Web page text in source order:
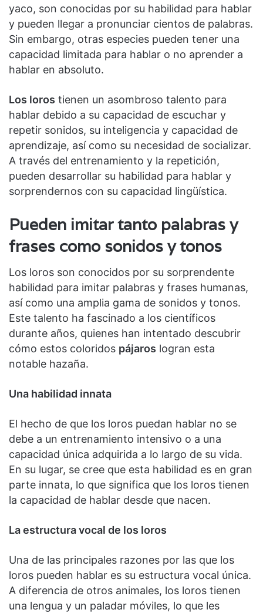
yaco, son conocidas por su habilidad para hablar
y pueden llegar a pronunciar cientos de palabras.
Sin embargo, otras especies pueden tener una
capacidad limitada para hablar o no aprender a
hablar en absoluto.
Los loros tienen un asombroso talento para
hablar debido a su capacidad de escuchar y
repetir sonidos, su inteligencia y capacidad de
aprendizaje, así como su necesidad de socializar.
A través del entrenamiento y la repetición,
pueden desarrollar su habilidad para hablar y
sorprendernos con su capacidad lingüística.
Pueden imitar tanto palabras y
frases como sonidos y tonos
Los loros son conocidos por su sorprendente
habilidad para imitar palabras y frases humanas,
así como una amplia gama de sonidos y tonos.
Este talento ha fascinado a los científicos
durante años, quienes han intentado descubrir
cómo estos coloridos pájaros logran esta
notable hazaña.
Una habilidad innata
El hecho de que los loros puedan hablar no se
debe a un entrenamiento intensivo o a una
capacidad única adquirida a lo largo de su vida.
En su lugar, se cree que esta habilidad es en gran
parte innata, lo que significa que los loros tienen
la capacidad de hablar desde que nacen.
La estructura vocal de los loros
Una de las principales razones por las que los
loros pueden hablar es su estructura vocal única.
A diferencia de otros animales, los loros tienen
una lengua y un paladar móviles, lo que les